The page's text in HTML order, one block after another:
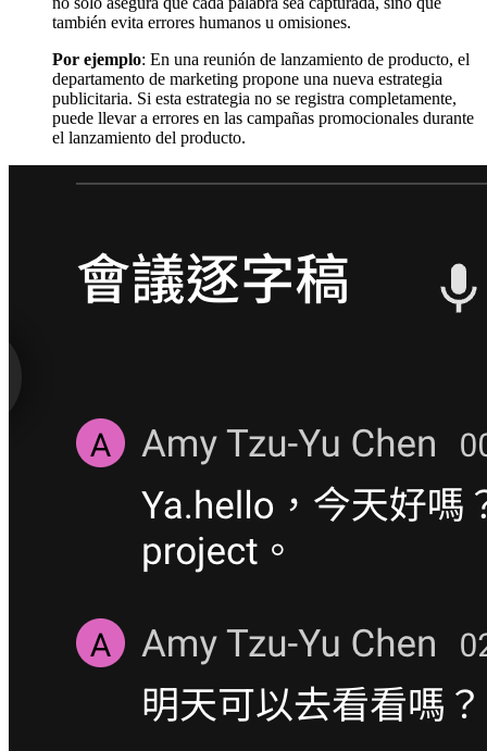
también evita errores humanos u omisiones.
Por ejemplo: En una reunión de lanzamiento de producto, el
departamento de marketing propone una nueva estrategia
publicitaria. Si esta estrategia no se registra completamente,
puede llevar a errores en las campañas promocionales durante
el lanzamiento del producto.